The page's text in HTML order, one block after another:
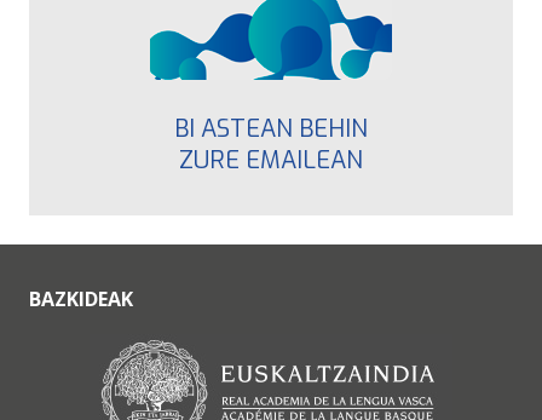
BI ASTEAN BEHIN
ZURE EMAILEAN
BAZKIDEAK